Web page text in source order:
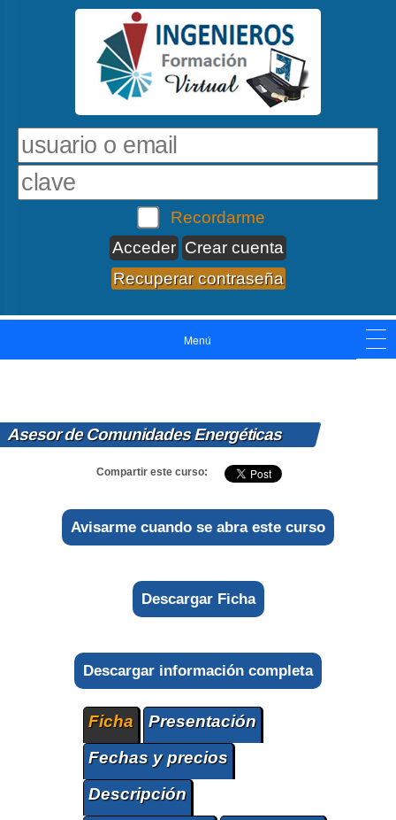
Recordarme
Crear cuenta
Recuperar contraseña
Menú
Asesor de Comunidades Energéticas
Compartir este curso:
Avisarme cuando se abra este curso
Descargar Ficha
Descargar información completa
Ficha
Presentación
Fechas y precios
Descripción